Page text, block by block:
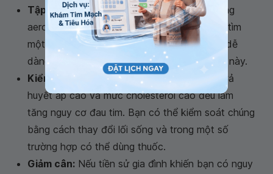
Tập thể dục:Dành ít nhất 30 phút hoạt động
aerobic vừa phải, năm ngày một tuần. Hoặc tìm
một hoạt động mà bạn yêu thích và bạn sẽ dễ
dàng hơn rất nhiều để tham gia vào lĩnh vực này.
Kiểm soát huyết áp và mỡ máu của bạn:
Cả
huyết áp cao và mức cholesterol cao đều làm
tăng nguy cơ đau tim. Bạn có thể kiểm soát chúng
bằng cách thay đổi lối sống và trong một số
trường hợp có thể dùng thuốc.
Giảm cân: Nếu tiền sử gia đình khiến bạn có nguy